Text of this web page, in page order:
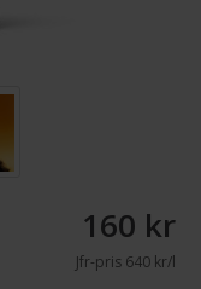
160 kr
Jfr-pris640 kr/l